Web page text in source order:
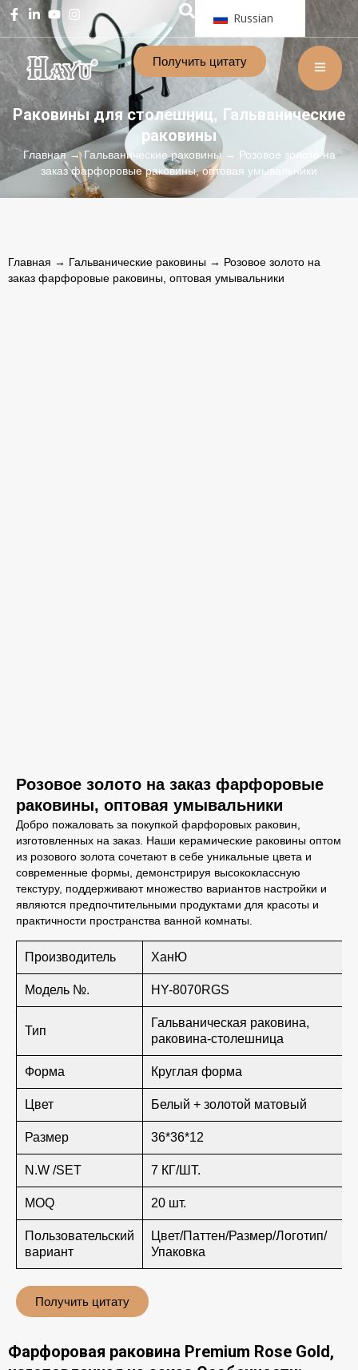
Russian
Получить цитату
Раковины для столешниц, Гальванические
раковины
Главная→Гальванические раковины→ Розовое золото на
заказ фарфоровые раковины, оптовая умывальники
Главная → Гальванические раковины → Розовое золото на
заказ фарфоровые раковины, оптовая умывальники
Розовое золото на заказ фарфоровые
раковины, оптовая умывальники
Добро пожаловать за покупкой фарфоровых раковин,
изготовленных на заказ. Наши керамические раковины оптом
из розового золота сочетают в себе уникальные цвета и
современные формы, демонстрируя высококлассную
текстуру, поддерживают множество вариантов настройки и
являются предпочтительными продуктами для красоты и
практичности пространства ванной комнаты.
Производитель ХанЮ
Модель №. HY-8070RGS
Тип
Гальваническая раковина,
раковина-столешница
Форма Круглая форма
Цвет Белый + золотой матовый
Размер 36*36*12
N.W /SET 7 КГ/ШТ.
MOQ 20 шт.
Пользовательский
вариант
Цвет/Паттен/Размер/Логотип/
Упаковка
Получить цитату
Фарфоровая раковина Premium Rose Gold,